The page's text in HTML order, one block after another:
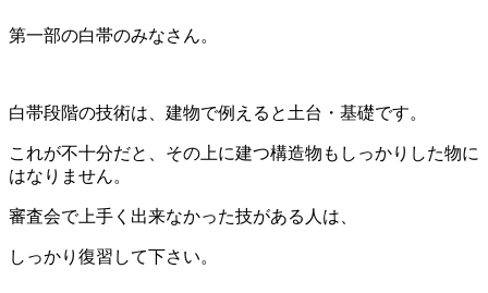
第一部の白帯のみなさん。
白帯段階の技術は、建物で例えると土台・基礎です。
これが不十分だと、その上に建つ構造物もしっかりした物に
はなりません。
審査会で上手く出来なかった技がある人は、
しっかり復習して下さい。